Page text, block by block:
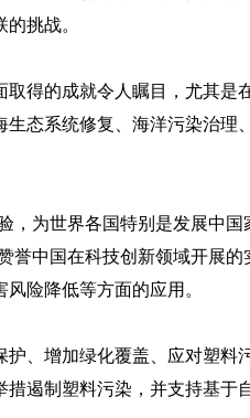
挑战。
得的成就令人瞩目，尤其是
态系统修复、海洋污染治理
，为世界各国特别是发展中
誉中国在科技创新领域开展
险降低等方面的应用。
、增加绿化覆盖、应对塑料
遏制塑料污染，并支持基于